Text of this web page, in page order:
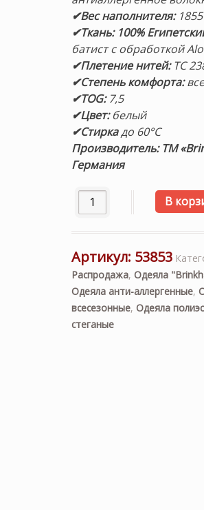
✔Вес наполнителя:1855
✔Ткань: 100%
батист с обработкой
✔Плетение нитей:TC
✔Степень комфорта:
✔TOG:7,5
✔Цвет:белый
✔Стиркадо 60°С
Производитель: ТМ
Германия
Количество товара
В
Артикул: 53853
Распродажа, Одеяла
Одеяла анти-аллергенные,
всесезонные, Одеяла
стеганые